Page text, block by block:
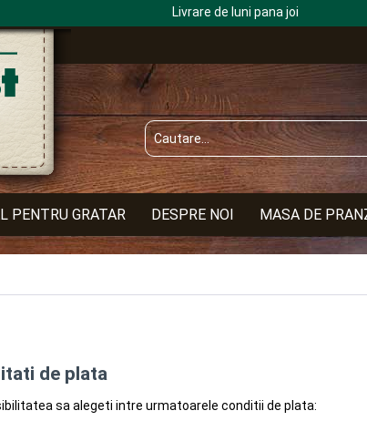
Livrare de luni pana joi
PENTRU GRATAR DESPRE NOI MASA DE
de plata
sa alegeti intre urmatoarele conditii de plata: